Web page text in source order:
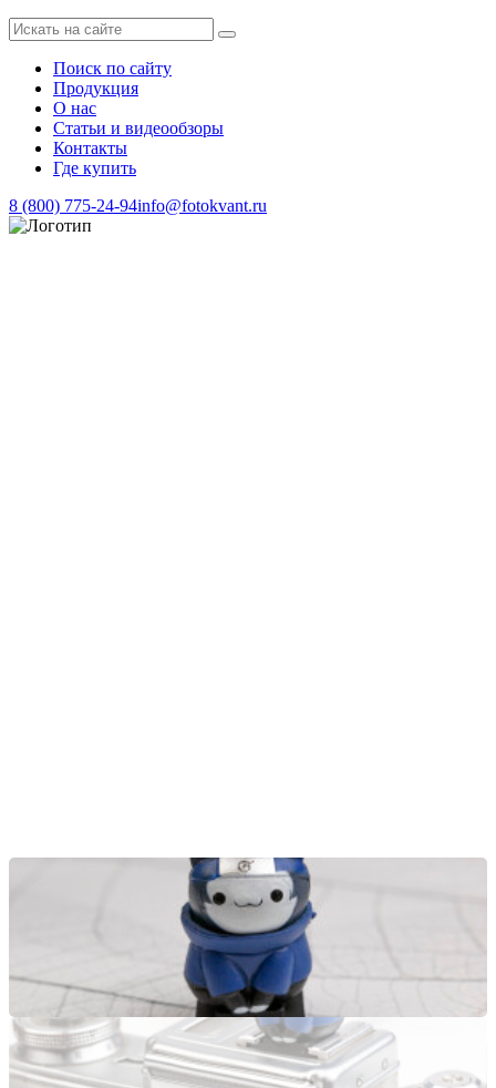
Поиск по сайту
Продукция
О нас
Статьи и видеообзоры
Контакты
Где купить
8 (800) 775-24-94info@fotokvant.ru